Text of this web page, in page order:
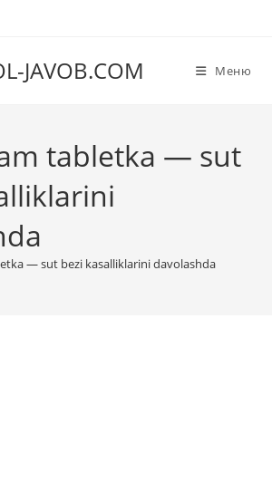
JAVOB.COM Меню
tabletka — sut
— sut bezi kasalliklarini davolashda